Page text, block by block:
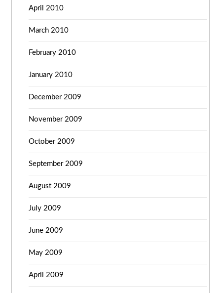
April 2010
March 2010
February 2010
January 2010
December 2009
November 2009
October 2009
September 2009
August 2009
July 2009
June 2009
May 2009
April 2009